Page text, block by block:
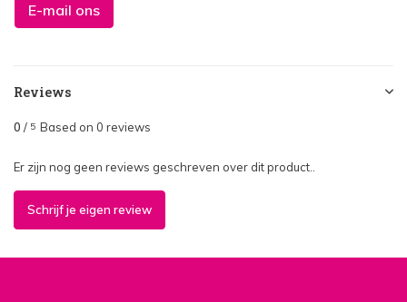
E-mail ons
Reviews
0 / 5 Based on 0 reviews
Er zijn nog geen reviews geschreven over dit product..
Schrijf je eigen review